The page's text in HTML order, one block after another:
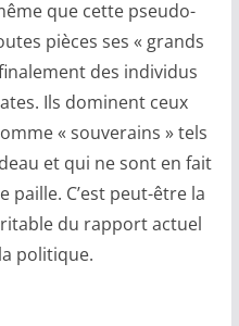
que cette pseudo-
pièces ses « grands
des individus
Ils dominent ceux
« souverains » tels
et qui ne sont en fait
paille. C’est peut-être la
du rapport actuel
politique.